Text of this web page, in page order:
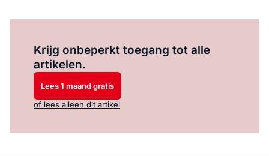
Krijg onbeperkt toegang tot alle
artikelen.
Lees 1 maand gratis
of lees alleen dit artikel